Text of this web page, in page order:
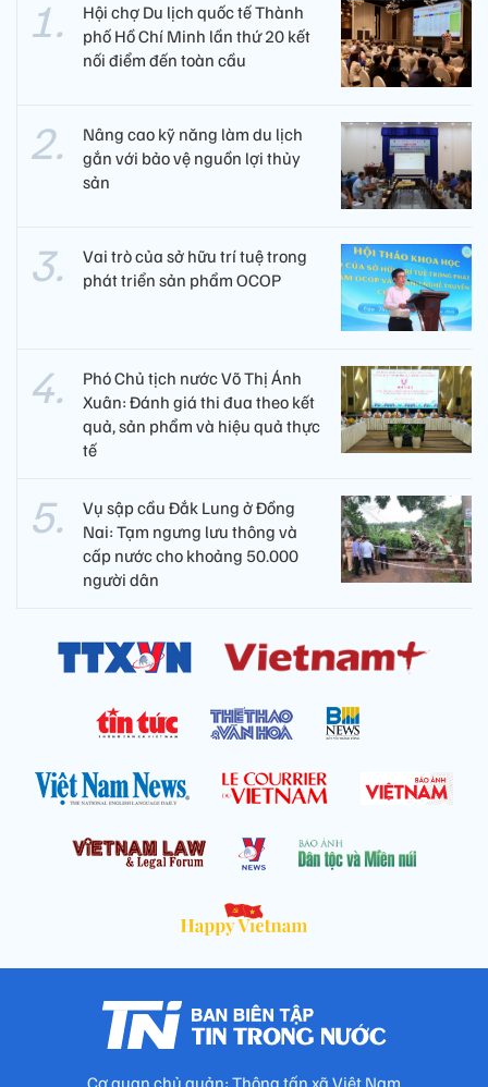
Hội chợ Du lịch quốc tế Thành
phố Hồ Chí Minh lần thứ 20 kết
nối điểm đến toàn cầu
Nâng cao kỹ năng làm du lịch
gắn với bảo vệ nguồn lợi thủy
sản
Vai trò của sở hữu trí tuệ trong
phát triển sản phẩm OCOP
Phó Chủ tịch nước Võ Thị Ánh
Xuân: Đánh giá thi đua theo kết
quả, sản phẩm và hiệu quả thực
tế
Vụ sập cầu Đắk Lung ở Đồng
Nai: Tạm ngưng lưu thông và
cấp nước cho khoảng 50.000
người dân
Cơ quan chủ quản: Thông tấn xã Việt Nam